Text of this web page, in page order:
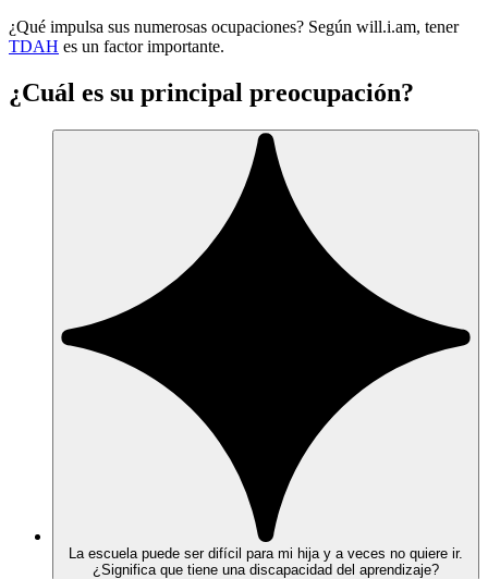
¿Qué impulsa sus numerosas ocupaciones? Según will.i.am, tener
TDAH es un factor importante.
¿Cuál es su principal preocupación?
La escuela puede ser difícil para mi hija y a veces no quiere ir.
¿Significa que tiene una discapacidad del aprendizaje?